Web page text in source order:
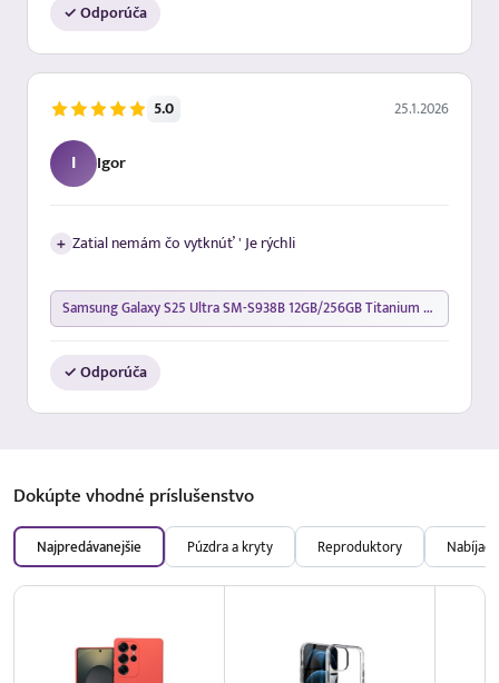
✓ Odporúča
5.0 25.1.2026
I Igor
+ Zatial nemám čo vytknúť ' Je rýchli
Samsung Galaxy S25 Ultra SM-S938B 12GB/256GB Titanium Silverblue
✓ Odporúča
Dokúpte vhodné príslušenstvo
Najpredávanejšie Púzdra a kryty Reproduktory